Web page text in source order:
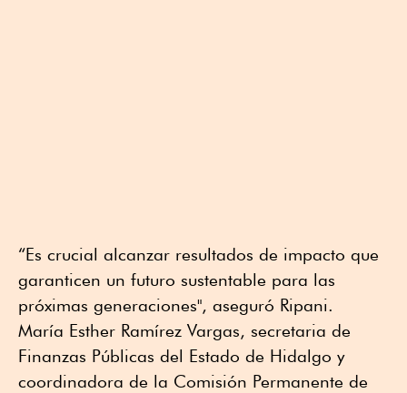
“Es crucial alcanzar resultados de impacto que
garanticen un futuro sustentable para las
próximas generaciones", aseguró Ripani.
María Esther Ramírez Vargas, secretaria de
Finanzas Públicas del Estado de Hidalgo y
coordinadora de la Comisión Permanente de